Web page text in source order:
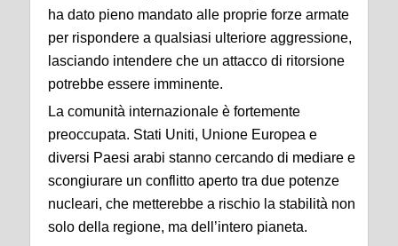
ha dato pieno mandato alle proprie forze armate
per rispondere a qualsiasi ulteriore aggressione,
lasciando intendere che un attacco di ritorsione
potrebbe essere imminente.
La comunità internazionale è fortemente
preoccupata. Stati Uniti, Unione Europea e
diversi Paesi arabi stanno cercando di mediare e
scongiurare un conflitto aperto tra due potenze
nucleari, che metterebbe a rischio la stabilità non
solo della regione, ma dell’intero pianeta.